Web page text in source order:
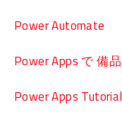
Power Automate
Power Apps で 備
Power Apps Tutorial